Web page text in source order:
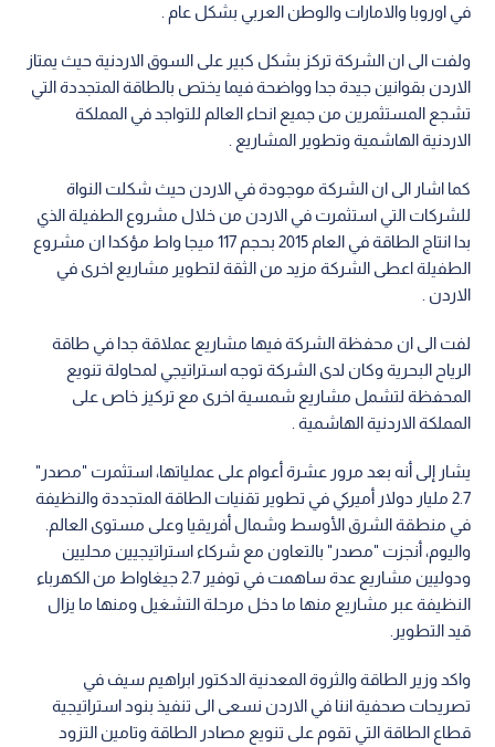
في اوروبا والامارات والوطن العربي بشكل عام .
ولفت الى ان الشركة تركز بشكل كبير على السوق الاردنية حيث يمتاز
الاردن بقوانين جيدة جدا وواضحة فيما يختص بالطاقة المتجددة التي
تشجع المستثمرين من جميع انحاء العالم للتواجد في المملكة
الاردنية الهاشمية وتطوير المشاريع .
كما اشار الى ان الشركة موجودة في الاردن حيث شكلت النواة
للشركات التي استثمرت في الاردن من خلال مشروع الطفيلة الذي
بدا انتاج الطاقة في العام 2015 بحجم 117 ميجا واط مؤكدا ان مشروع
الطفيلة اعطى الشركة مزيد من الثقة لتطوير مشاريع اخرى في
الاردن .
لفت الى ان محفظة الشركة فيها مشاريع عملاقة جدا في طاقة
الرياح البحرية وكان لدى الشركة توجه استراتيجي لمحاولة تنويع
المحفظة لتشمل مشاريع شمسية اخرى مع تركيز خاص على
المملكة الاردنية الهاشمية .
يشار إلى أنه بعد مرور عشرة أعوام على عملياتها، استثمرت "مصدر"
2.7 مليار دولار أميركي في تطوير تقنيات الطاقة المتجددة والنظيفة
في منطقة الشرق الأوسط وشمال أفريقيا وعلى مستوى العالم.
واليوم، أنجزت "مصدر" بالتعاون مع شركاء استراتيجيين محليين
ودوليين مشاريع عدة ساهمت في توفير 2.7 جيغاواط من الكهرباء
النظيفة عبر مشاريع منها ما دخل مرحلة التشغيل ومنها ما يزال
قيد التطوير.
واكد وزير الطاقة والثروة المعدنية الدكتور ابراهيم سيف في
تصريحات صحفية اننا في الاردن نسعى الى تنفيذ بنود استراتيجية
قطاع الطاقة التي تقوم على تنويع مصادر الطاقة وتامين التزود